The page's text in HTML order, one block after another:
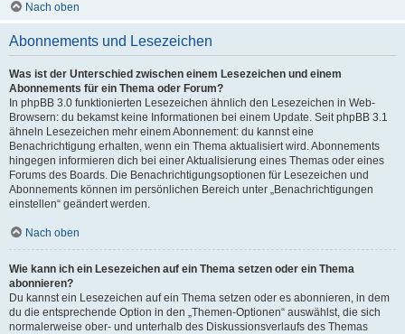
Nach oben
Abonnements und Lesezeichen
Was ist der Unterschied zwischen einem Lesezeichen und einem
Abonnements für ein Thema oder Forum?
In phpBB 3.0 funktionierten Lesezeichen ähnlich den Lesezeichen in Web-
Browsern: du bekamst keine Informationen bei einem Update. Seit phpBB 3.1
ähneln Lesezeichen mehr einem Abonnement: du kannst eine
Benachrichtigung erhalten, wenn ein Thema aktualisiert wird. Abonnements
hingegen informieren dich bei einer Aktualisierung eines Themas oder eines
Forums des Boards. Die Benachrichtigungsoptionen für Lesezeichen und
Abonnements können im persönlichen Bereich unter „Benachrichtigungen
einstellen“ geändert werden.
Nach oben
Wie kann ich ein Lesezeichen auf ein Thema setzen oder ein Thema
abonnieren?
Du kannst ein Lesezeichen auf ein Thema setzen oder es abonnieren, in dem
du die entsprechende Option in den „Themen-Optionen“ auswählst, die sich
normalerweise ober- und unterhalb des Diskussionsverlaufs des Themas